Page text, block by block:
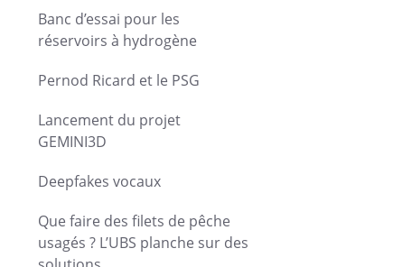
Banc d’essai pour les
réservoirs à hydrogène
Pernod Ricard et le PSG
Lancement du projet
GEMINI3D
Deepfakes vocaux
Que faire des filets de pêche
usagés ? L’UBS planche sur des